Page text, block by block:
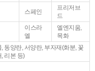
스페인
프리저브
드
이스라
엘
엘엔지움,
목화
동양란, 서양란, 부자재(화분, 꽃
리본 등)